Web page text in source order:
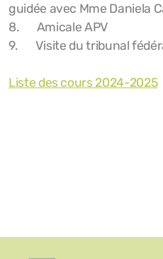
guidée avec Mme Daniela
8. Amicale APV
9. Visite du tribunal
Liste des cours 2024-2025
Marché de Noël 2018
Marché de Noël 2017